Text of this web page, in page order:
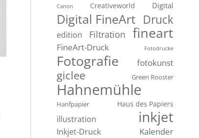
Canon
Creativeworld Digital
Digital FineArt Druck
edition Filtration fineart
FineArt-Druck Fotodrucke
Fotografie fotokunst
giclee Green Rooster
Hahnemühle
Hanfpapier Haus des Papiers
illustration inkjet
Inkjet-Druck Kalender